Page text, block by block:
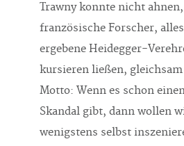
Trawny konnte nicht ahnen,
französische Forscher,
ergebene Heidegger-
kursieren ließen,
Motto: Wenn es schon
Skandal gibt, dann wollen
wenigstens selbst